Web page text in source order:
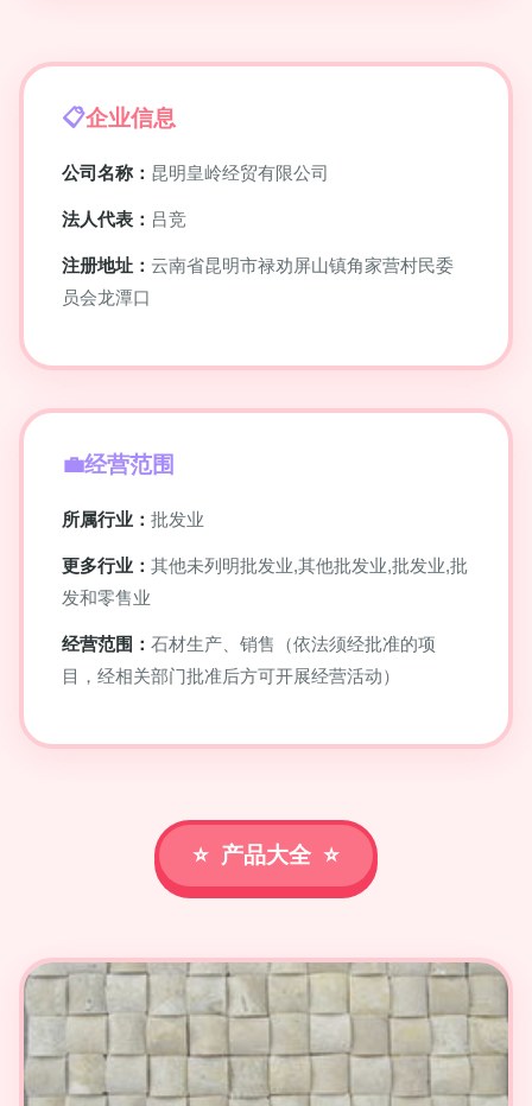
企业信息
公司名称： 昆明皇岭经贸有限公司
法人代表： 吕竞
注册地址： 云南省昆明市禄劝屏山镇角家营村民委
员会龙潭口
经营范围
所属行业： 批发业
更多行业： 其他未列明批发业,其他批发业,批发业,批
发和零售业
经营范围： 石材生产、销售（依法须经批准的项
目，经相关部门批准后方可开展经营活动）
产品大全